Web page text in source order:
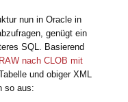
nun in Oracle in
genügt ein
SQL. Basierend
nach CLOB mit
und obiger XML
so aus: